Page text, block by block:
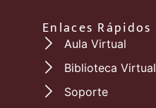
Enlaces Rápidos
Aula Virtual
Biblioteca Virtual
Soporte